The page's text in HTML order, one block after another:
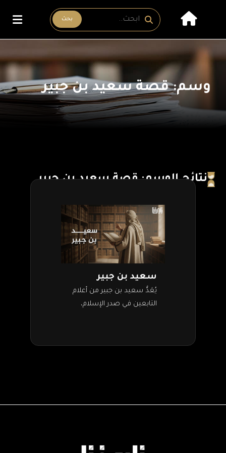
بحث
وسم: قصة سعيد بن جبير
نتائج الوسم: قصة سعيد بن جبير
سعيد بن جبير
يُعَدُّ سعيد بن جبير من أعلام
التابعين في صدر الإسلام،
عصر كان فيه البحث عن